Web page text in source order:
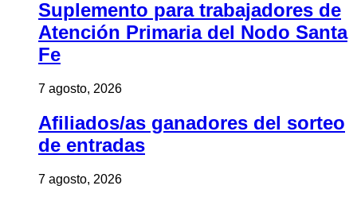
Suplemento para trabajadores de
Atención Primaria del Nodo Santa
Fe
7 agosto, 2026
Afiliados/as ganadores del sorteo
de entradas
7 agosto, 2026